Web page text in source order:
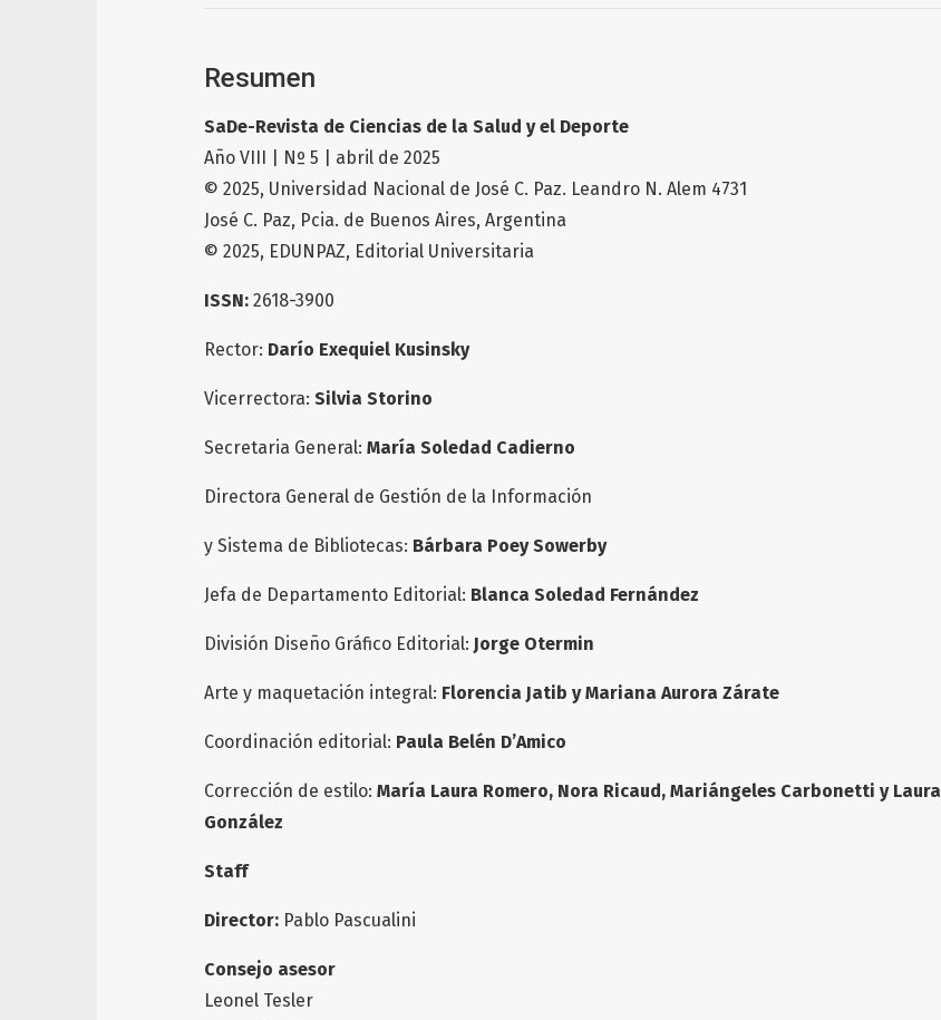
Resumen
SaDe-Revista de Ciencias de la Salud y el Deporte
Año VIII | Nº 5 | abril de 2025
© 2025, Universidad Nacional de José C. Paz. Leandro N. Alem 4731
José C. Paz, Pcia. de Buenos Aires, Argentina
© 2025, EDUNPAZ, Editorial Universitaria
ISSN: 2618-3900
Rector: Darío Exequiel Kusinsky
Vicerrectora: Silvia Storino
Secretaria General: María Soledad Cadierno
Directora General de Gestión de la Información
y Sistema de Bibliotecas: Bárbara Poey Sowerby
Jefa de Departamento Editorial: Blanca Soledad Fernández
División Diseño Gráfico Editorial: Jorge Otermin
Arte y maquetación integral: Florencia Jatib y Mariana Aurora Zárate
Coordinación editorial: Paula Belén D’Amico
Corrección de estilo: María Laura Romero, Nora Ricaud, Mariángeles Carbonetti y Laura
González
Staff
Director: Pablo Pascualini
Consejo asesor
Leonel Tesler